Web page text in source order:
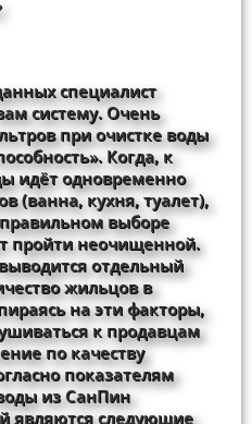
специалист
систему. Очень
при очистке воды
Когда, к
идёт одновременно
(ванна, кухня, туалет),
выборе
пройти неочищенной.
отдельный
жильцов в
на эти факторы,
к продавцам
по качеству
показателям
из СанПин
являются следующие